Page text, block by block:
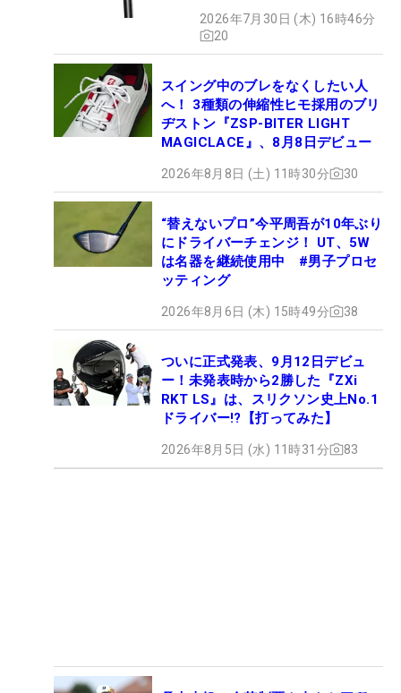
2026年7月30日 (木) 16時46分
20
スイング中のブレをなくしたい人
へ！ 3種類の伸縮性ヒモ採用のブリ
ヂストン『ZSP-BITER LIGHT
MAGICLACE』、8月8日デビュー
2026年8月8日 (土) 11時30分 30
“替えないプロ”今平周吾が10年ぶり
にドライバーチェンジ！ UT、5W
は名器を継続使用中 #男子プロセ
ッティング
2026年8月6日 (木) 15時49分 38
ついに正式発表、9月12日デビュ
ー！未発表時から2勝した『ZXi
RKT LS』は、スリクソン史上No.1
ドライバー!?【打ってみた】
2026年8月5日 (水) 11時31分 83